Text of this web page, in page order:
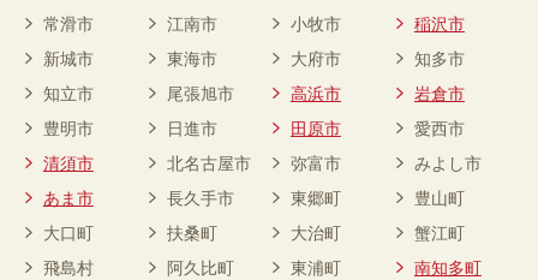
常滑市
江南市 小牧市
稲沢市
新城市
東海市 大府市
知多市
知立市
尾張旭市 高浜市
岩倉市
豊明市
日進市 田原市
愛西市
清須市
北名古屋市 弥富市
みよし市
あま市
長久手市 東郷町
豊山町
大口町
扶桑町 大治町
蟹江町
飛島村
阿久比町 東浦町
南知多町